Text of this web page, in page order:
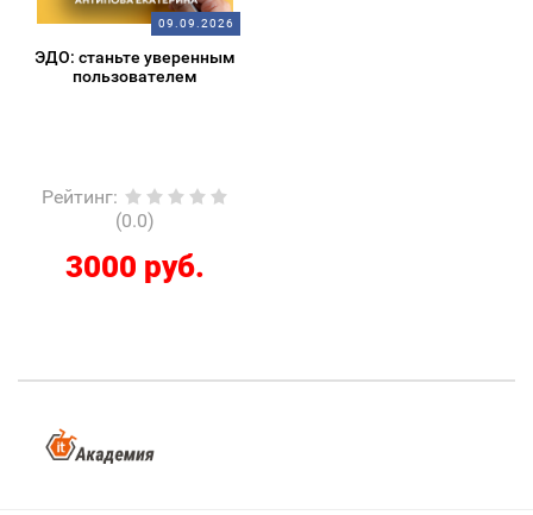
09.09.2026
ЭДО: станьте уверенным
пользователем
Рейтинг:
(0.0)
3000 руб.